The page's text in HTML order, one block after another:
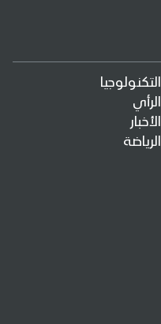
التكنولوجيا
الرأي
الأخبار
الرياضة